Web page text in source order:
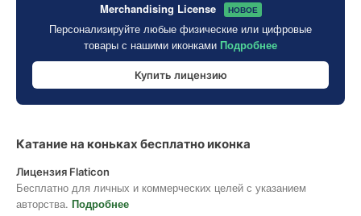
Merchandising License НОВОЕ
Персонализируйте любые физические или цифровые
товары с нашими иконками Подробнее
Купить лицензию
Катание на коньках бесплатно иконка
Лицензия Flaticon
Бесплатно для личных и коммерческих целей с указанием
авторства. Подробнее